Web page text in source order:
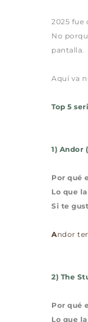
2025 fue
No
pantalla.
Aquí va
Top 5
1) Andor
Por qué
Lo que
Si te
Andor
2) The
Por qué
Lo que